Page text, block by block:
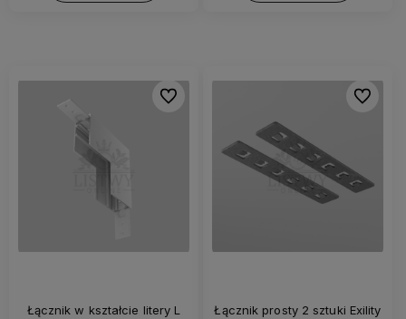
Łącznik w kształcie litery L
Do ulubionych
Łącznik prosty 2 sztuki Exility
Do